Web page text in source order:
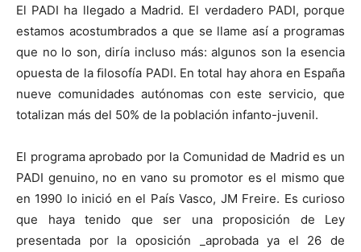
El PADI ha llegado a Madrid. El verdadero PADI, porque
estamos acostumbrados a que se llame así a programas
que no lo son, diría incluso más: algunos son la esencia
opuesta de la ﬁlosofía PADI. En total hay ahora en España
nueve comunidades autónomas con este servicio, que
totalizan más del 50% de la población infanto-juvenil.
El programa aprobado por la Comunidad de Madrid es un
PADI genuino, no en vano su promotor es el mismo que
en 1990 lo inició en el País Vasco, JM Freire. Es curioso
que haya tenido que ser una proposición de Ley
presentada por la oposición _aprobada ya el 26 de